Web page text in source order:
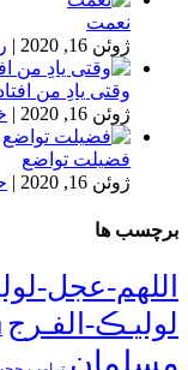
نعمت
ژوئن 16, 2020
|
وقتی یادِ من
ژوئن 16, 2020
|
فضیلت تواضع
ژوئن 16, 2020
|
برچسب ها
اللهم-عجل-
لولیـڪ-الفـرج
مسلمان